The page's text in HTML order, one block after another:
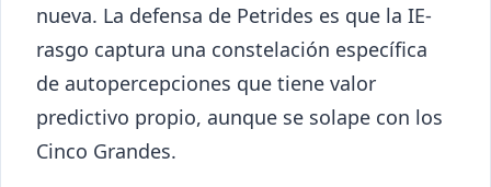
nueva. La defensa de Petrides es que la IE-
rasgo captura una constelación específica
de autopercepciones que tiene valor
predictivo propio, aunque se solape con los
Cinco Grandes.